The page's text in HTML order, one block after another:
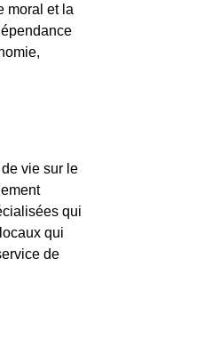
moral et la
vie sur le
qui
qui
de